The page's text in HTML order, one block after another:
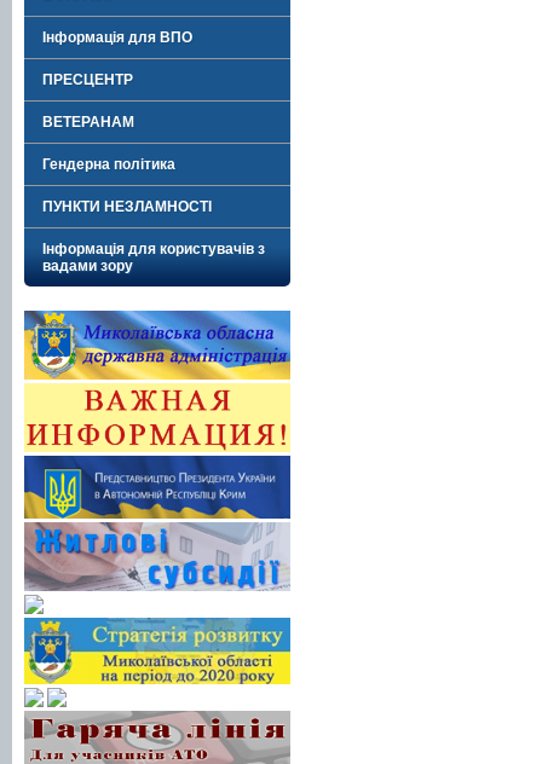
Інформація для ВПО
ПРЕСЦЕНТР
ВЕТЕРАНАМ
Гендерна політика
ПУНКТИ НЕЗЛАМНОСТІ
Інформація для користувачів з
вадами зору